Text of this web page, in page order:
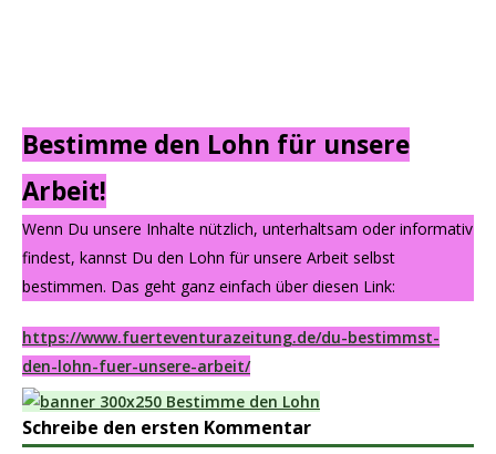
Bestimme den Lohn für unsere
Arbeit!
Wenn Du unsere Inhalte nützlich, unterhaltsam oder informativ
findest, kannst Du den Lohn für unsere Arbeit selbst
bestimmen. Das geht ganz einfach über diesen Link:
https://www.fuerteventurazeitung.de/du-bestimmst-
den-lohn-fuer-unsere-arbeit/
Schreibe den ersten Kommentar